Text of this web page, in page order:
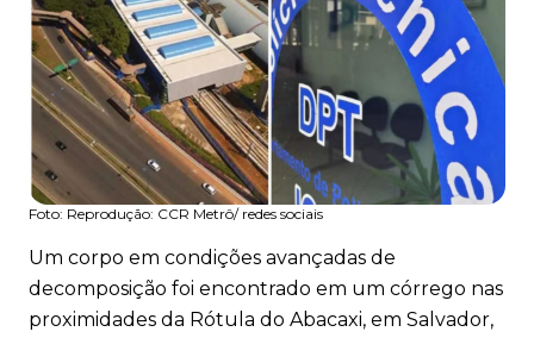
Foto: Reprodução: CCR Metrô/ redes sociais
Um corpo em condições avançadas de
decomposição foi encontrado em um córrego nas
proximidades da Rótula do Abacaxi, em Salvador,